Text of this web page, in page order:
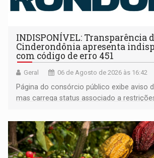
INDISPONÍVEL: Transparência
Cinderondônia apresenta
com código de erro 451
Geral 06 de Agosto de 2026 às 16:42
Página do consórcio público exibe aviso
mas carrega status associado a